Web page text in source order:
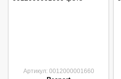
Артикул: 0012000001660